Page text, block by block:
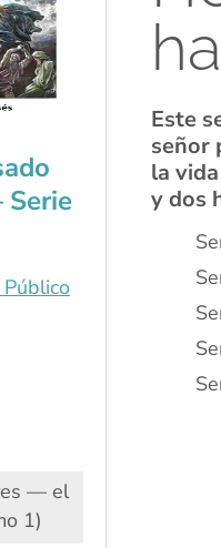
Serie
— el
1)
Este
señor
la
y dos